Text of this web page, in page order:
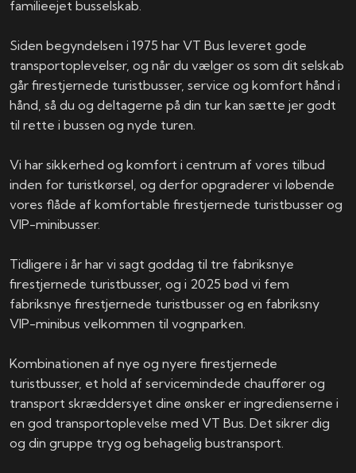
familieejet busselskab.
Siden begyndelsen i 1975 har VT Bus leveret gode
transportoplevelser, og når du vælger os som dit selskab
går firestjernede turistbusser, service og komfort hånd i
hånd, så du og deltagerne på din tur kan sætte jer godt
til rette i bussen og nyde turen.
Vi har sikkerhed og komfort i centrum af vores tilbud
inden for turistkørsel, og derfor opgraderer vi løbende
vores flåde af komfortable firestjernede turistbusser og
VIP-minibusser.
Tidligere i år har vi sagt goddag til tre fabriksnye
firestjernede turistbusser, og i 2025 bød vi fem
fabriksnye firestjernede turistbusser og en fabriksny
VIP-minibus velkommen til vognparken.
Kombinationen af nye og nyere firestjernede
turistbusser, et hold af servicemindede chauffører og
transport skræddersyet dine ønsker er ingredienserne i
en god transportoplevelse med VT Bus. Det sikrer dig
og din gruppe tryg og behagelig bustransport.